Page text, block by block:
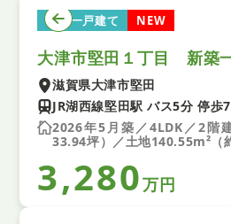
新築一戸建て NEW
滋賀県大津市堅田
JR湖西線堅田駅 バス5分 停歩
2026年5月築／4LDK／2階
33.94坪）／土地140.55m²（
3,280万円